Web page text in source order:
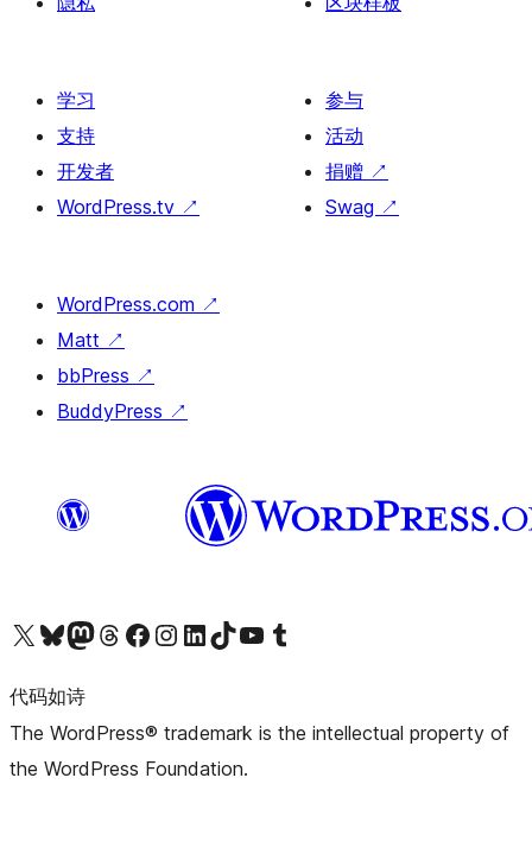
学习
支持
开发者
WordPress.tv ↗
参与
活动
捐赠 ↗
Swag ↗
WordPress.com ↗
Matt ↗
bbPress ↗
BuddyPress ↗
关注我们的 X（原 Twitter）账号访问我们的 Bluesky 账号关注我们的 Mastodon 账号访问我们的 Threads 账号 访问我们的 Facebook 公共主页关注我们的 Instagram 账号 关注我们的 LinkedIn 主页访问我们的 TikTok 账号访问我们的 YouTube 频道 访问我们的 Tumblr 账号
代码如诗
The WordPress® trademark is the intellectual property of
the WordPress Foundation.